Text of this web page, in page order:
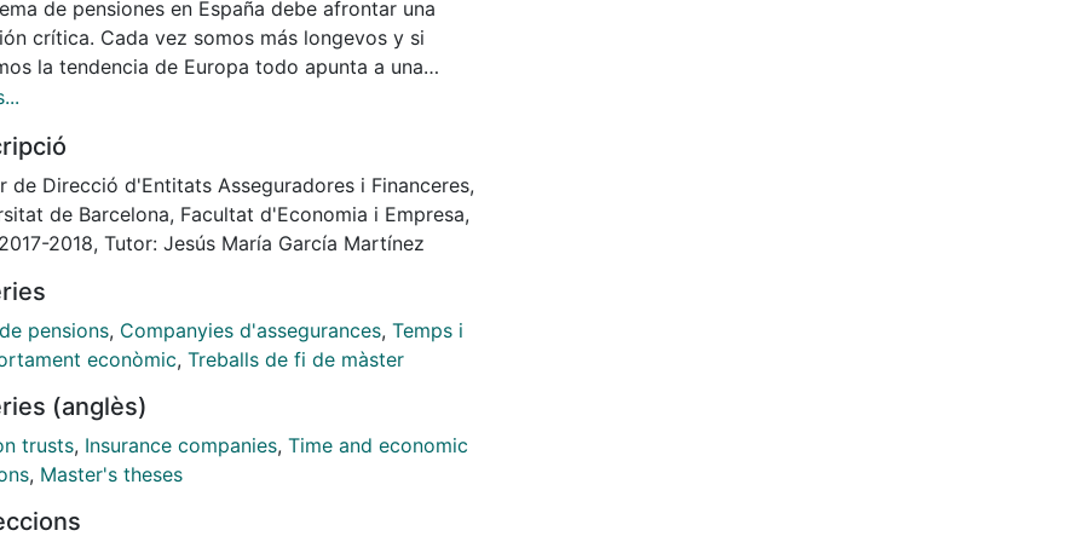
de pensiones en España debe afrontar una
crítica. Cada vez somos más longevos y si
la tendencia de Europa todo apunta a una
del sistema en la que se reducirá la tasa de
de estudiar nuevos instrumentos de ahorro
los ingresos para la jubilación. El
trabajo presenta los resultados de un programa
del ahorro en el plan de empresa de una
año de desarrollo. Aplicando principios de la
del Comportamiento se demuestra que, con
intervenciones tales como la adhesión
al plan sincronizado con las subidas salariales,
fomentar el ahorro para la jubilación dentro
con efectos muy positivos.
de Direcció d'Entitats Asseguradores i Financeres,
de Barcelona, Facultat d'Economia i Empresa,
2018, Tutor: Jesús María García Martínez
pensions, Companyies d'assegurances, Temps i
econòmic, Treballs de fi de màster
(anglès)
trusts, Insurance companies, Time and economic
, Master's theses